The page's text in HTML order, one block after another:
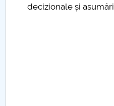
Raportul Conducerii
privind implementarea
decizionale și